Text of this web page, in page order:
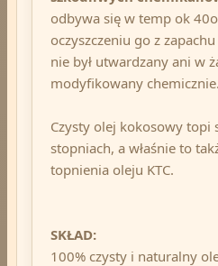
odbywa się w temp ok
oczyszczeniu go z
nie był utwardzany ani w
modyfikowany chemicznie.
Czysty olej kokosowy topi
stopniach, a właśnie to
topnienia oleju KTC.
SKŁAD:
100% czysty i naturalny